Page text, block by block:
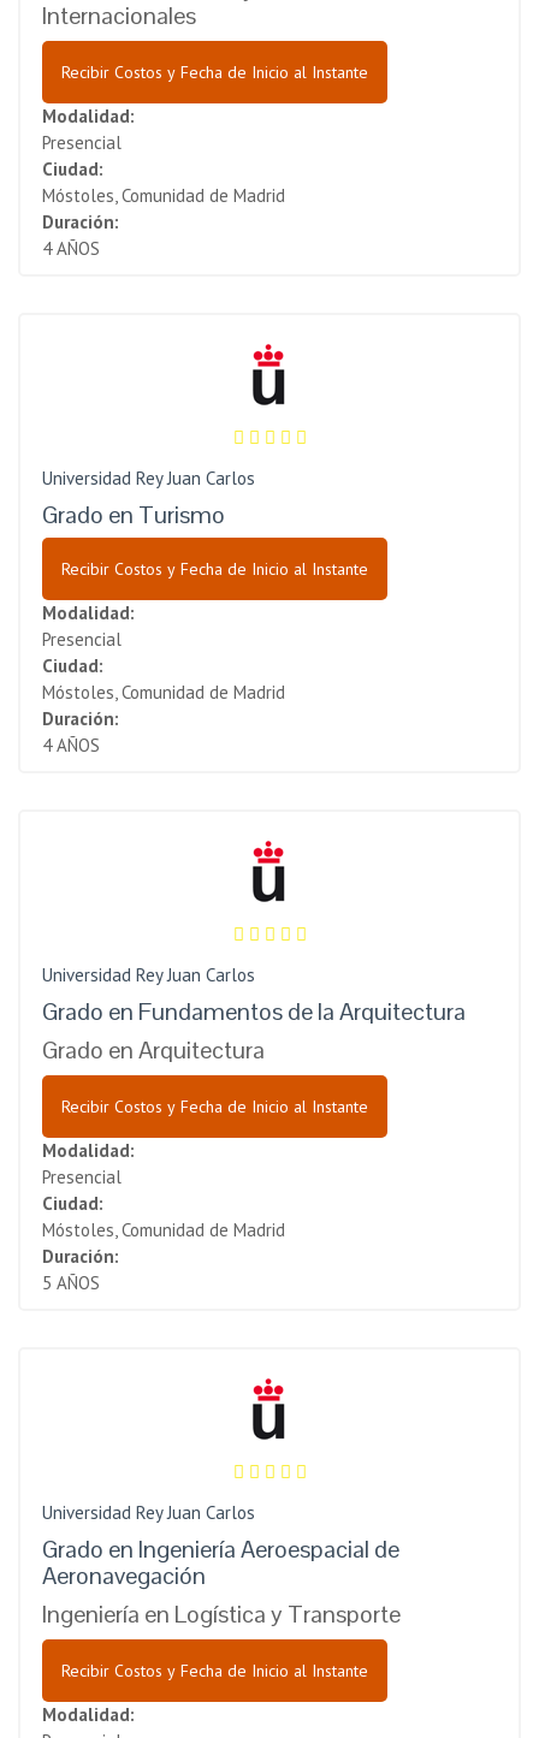
Internacionales
Recibir Costos y Fecha de Inicio al Instante
Modalidad:
Presencial
Ciudad:
Móstoles, Comunidad de Madrid
Duración:
4 AÑOS
Universidad Rey Juan Carlos
Grado en Turismo
Recibir Costos y Fecha de Inicio al Instante
Modalidad:
Presencial
Ciudad:
Móstoles, Comunidad de Madrid
Duración:
4 AÑOS
Universidad Rey Juan Carlos
Grado en Fundamentos de la Arquitectura
Grado en Arquitectura
Recibir Costos y Fecha de Inicio al Instante
Modalidad:
Presencial
Ciudad:
Móstoles, Comunidad de Madrid
Duración:
5 AÑOS
Universidad Rey Juan Carlos
Grado en Ingeniería Aeroespacial de
Aeronavegación
Ingeniería en Logística y Transporte
Recibir Costos y Fecha de Inicio al Instante
Modalidad: